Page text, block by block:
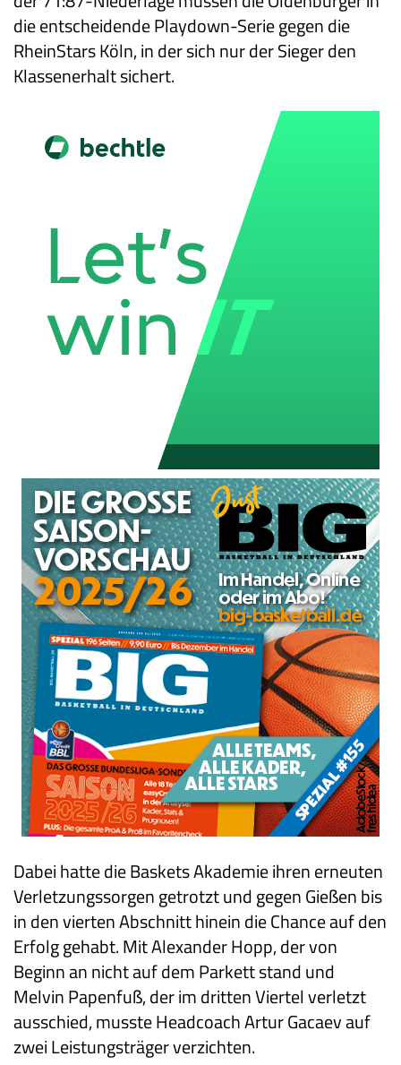
die entscheidende Playdown-Serie gegen die
RheinStars Köln, in der sich nur der Sieger den
Klassenerhalt sichert.
Dabei hatte die Baskets Akademie ihren erneuten
Verletzungssorgen getrotzt und gegen Gießen bis
in den vierten Abschnitt hinein die Chance auf den
Erfolg gehabt. Mit Alexander Hopp, der von
Beginn an nicht auf dem Parkett stand und
Melvin Papenfuß, der im dritten Viertel verletzt
ausschied, musste Headcoach Artur Gacaev auf
zwei Leistungsträger verzichten.